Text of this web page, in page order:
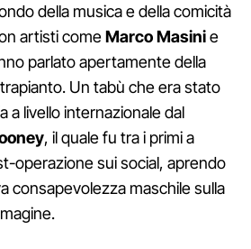
della musica e della comicità
artisti comeMarco Masinie
parlato apertamente della
Un tabù che era stato
a livello internazionale dal
, il quale fu tra i primi a
operazione sui social, aprendo
consapevolezza maschile sulla